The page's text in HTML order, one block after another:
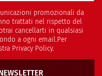
promozionali da
trattati nel rispetto del
cancellarti in qualsiasi
a ogni email.Per
Privacy Policy.